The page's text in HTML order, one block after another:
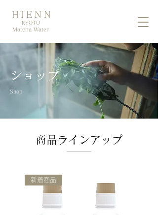
HIENN
KYOTO
Matcha Water
ショップ
Shop
商品ラインアップ
新着商品